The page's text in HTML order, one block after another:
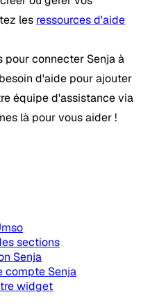
les ressources d'aide
pour connecter Senja à
d'aide pour ajouter
équipe d'assistance via
là pour vous aider !
sections
Senja
compte Senja
widget